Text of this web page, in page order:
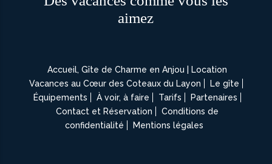
aimez
Accueil, Gîte de Charme en Anjou | Location
Vacances au Cœur des Coteaux du Layon
Le gîte
Équipements
À voir, à faire Tarifs
Partenaires
Contact et Réservation
Conditions de
confidentialité
Mentions légales